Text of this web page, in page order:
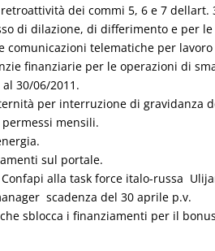
dei commi 5, 6 e 7 dellart.
di dilazione, di differimento e per
comunicazioni telematiche per
finanziarie per le operazioni di
30/06/2011.
per interruzione di gravidanza
permessi mensili.
sul portale.
alla task force italo-russa 
 scadenza del 30 aprile p.v.
sblocca i finanziamenti per il